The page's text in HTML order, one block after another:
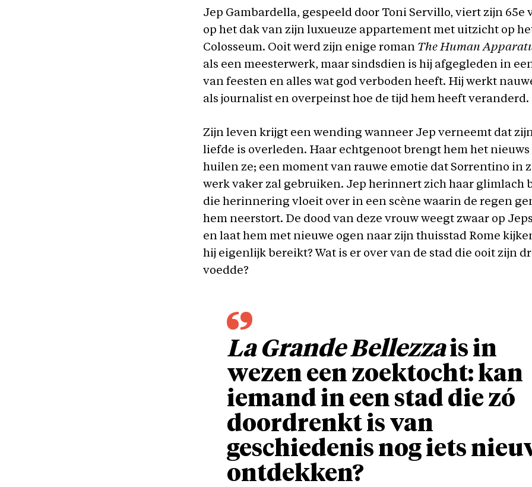
Jep Gambardella, gespeeld door Toni Servillo, viert zijn 65e
op het dak van zijn luxueuze appartement met uitzicht op
Colosseum. Ooit werd zijn enige roman The Human
als een meesterwerk, maar sindsdien is hij afgegleden in
van feesten en alles wat god verboden heeft. Hij werkt
als journalist en overpeinst hoe de tijd hem heeft veranderd.
Zijn leven krijgt een wending wanneer Jep verneemt dat
liefde is overleden. Haar echtgenoot brengt hem het nieuws
huilen ze; een moment van rauwe emotie dat Sorrentino in
werk vaker zal gebruiken. Jep herinnert zich haar glimlach
die herinnering vloeit over in een scène waarin de regen
hem neerstort. De dood van deze vrouw weegt zwaar op
en laat hem met nieuwe ogen naar zijn thuisstad Rome
hij eigenlijk bereikt? Wat is er over van de stad die ooit zijn
voedde?
La Grande Bellezzais in
wezen een zoektocht: kan
iemand in een stad die zó
doordrenkt is van
geschiedenis nog iets
ontdekken?